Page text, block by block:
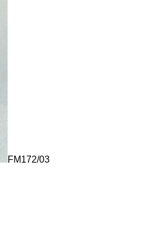
FM172/03